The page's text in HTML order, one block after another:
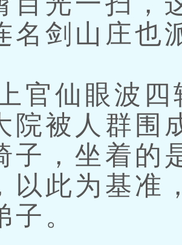
名剑山庄也
仙眼波四
院被人群围
子，坐着的
以此为基准
子。